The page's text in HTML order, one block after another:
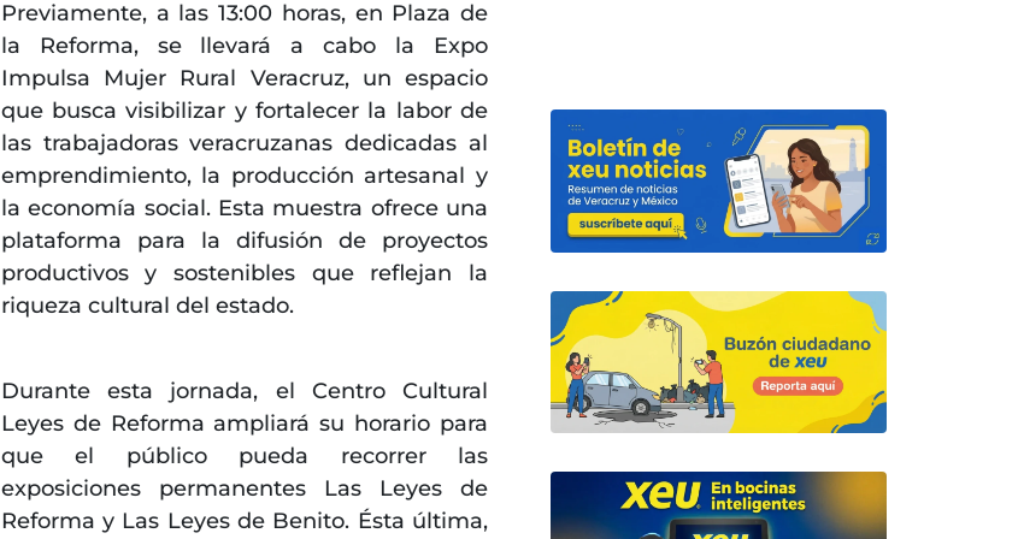
Previamente, a las 13:00 horas, en Plaza de
la Reforma, se llevará a cabo la Expo
Impulsa Mujer Rural Veracruz, un espacio
que busca visibilizar y fortalecer la labor de
las trabajadoras veracruzanas dedicadas al
emprendimiento, la producción artesanal y
la economía social. Esta muestra ofrece una
plataforma para la difusión de proyectos
productivos y sostenibles que reflejan la
riqueza cultural del estado.
Durante esta jornada, el Centro Cultural
Leyes de Reforma ampliará su horario para
que el público pueda recorrer las
exposiciones permanentes Las Leyes de
Reforma y Las Leyes de Benito. Ésta última,